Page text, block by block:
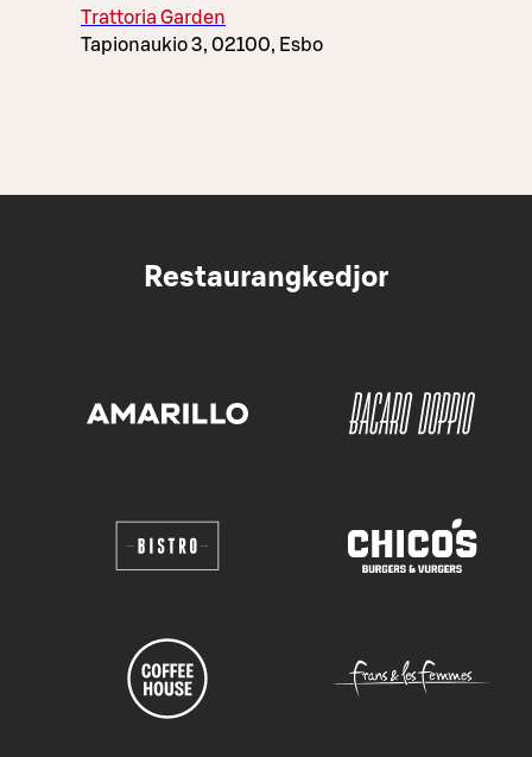
Trattoria Garden
Tapionaukio 3, 02100, Esbo
Restaurangkedjor